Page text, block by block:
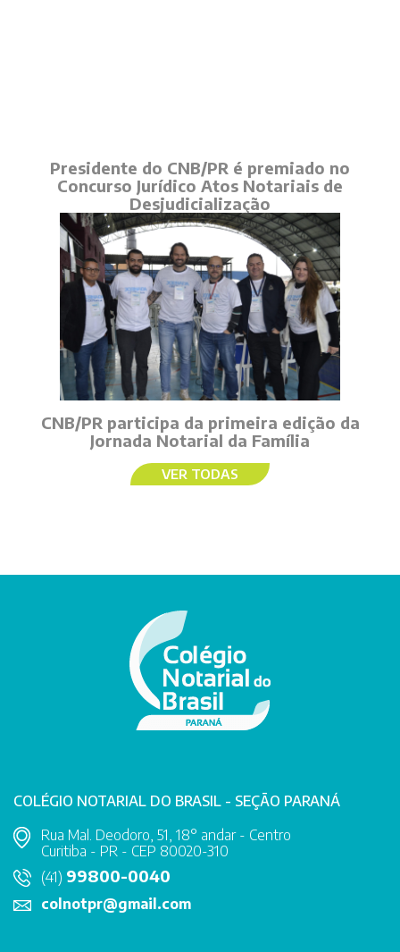
Presidente do CNB/PR é premiado no
Concurso Jurídico Atos Notariais de
Desjudicialização
CNB/PR participa da primeira edição da
Jornada Notarial da Família
VER TODAS
COLÉGIO NOTARIAL DO BRASIL - SEÇÃO PARANÁ
Rua Mal. Deodoro, 51, 18° andar - Centro
Curitiba - PR - CEP 80020-310
(41) 99800-0040
colnotpr@gmail.com